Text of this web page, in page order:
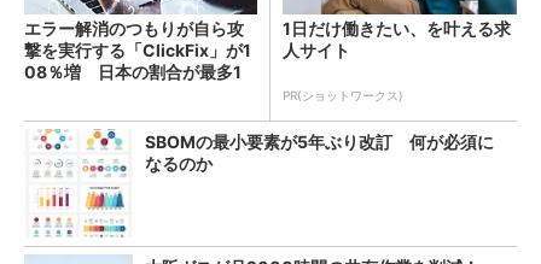
エラー解消のつもりが自ら攻
撃を実行する「ClickFix」が1
08％増 日本の割合が最多1
1日だけ働きたい、を叶える求
人サイト
PR(ショットワークス)
SBOMの最小要素が5年ぶり改訂 何が必須に
なるのか